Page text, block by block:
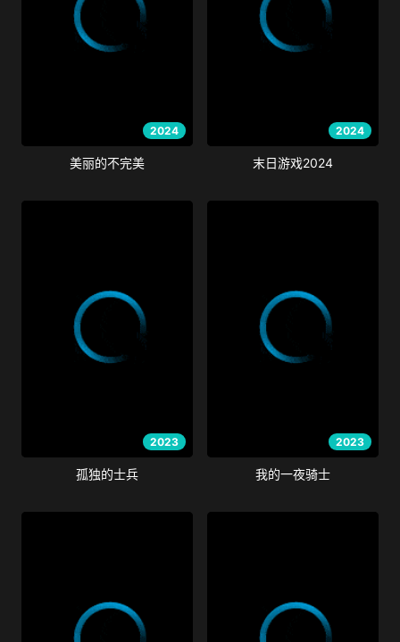
2024
美丽的不完美
2024
末日游戏2024
2023
孤独的士兵
2023
我的一夜骑士